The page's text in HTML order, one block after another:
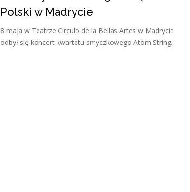
Polski w Madrycie
8 maja w Teatrze Circulo de la Bellas Artes w Madrycie
odbył się koncert kwartetu smyczkowego Atom String.